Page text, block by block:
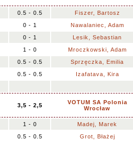
0.5 - 0.5 Fiszer, Bartosz
0 - 1 Nawalaniec, Adam
0 - 1 Lesik, Sebastian
1 - 0 Mroczkowski, Adam
0.5 - 0.5 Sprzęczka, Emilia
0.5 - 0.5 Izafatava, Kira
3,5 - 2,5
VOTUM SA Polonia
Wrocław
1 - 0 Madej, Marek
0.5 - 0.5 Grot, Błażej